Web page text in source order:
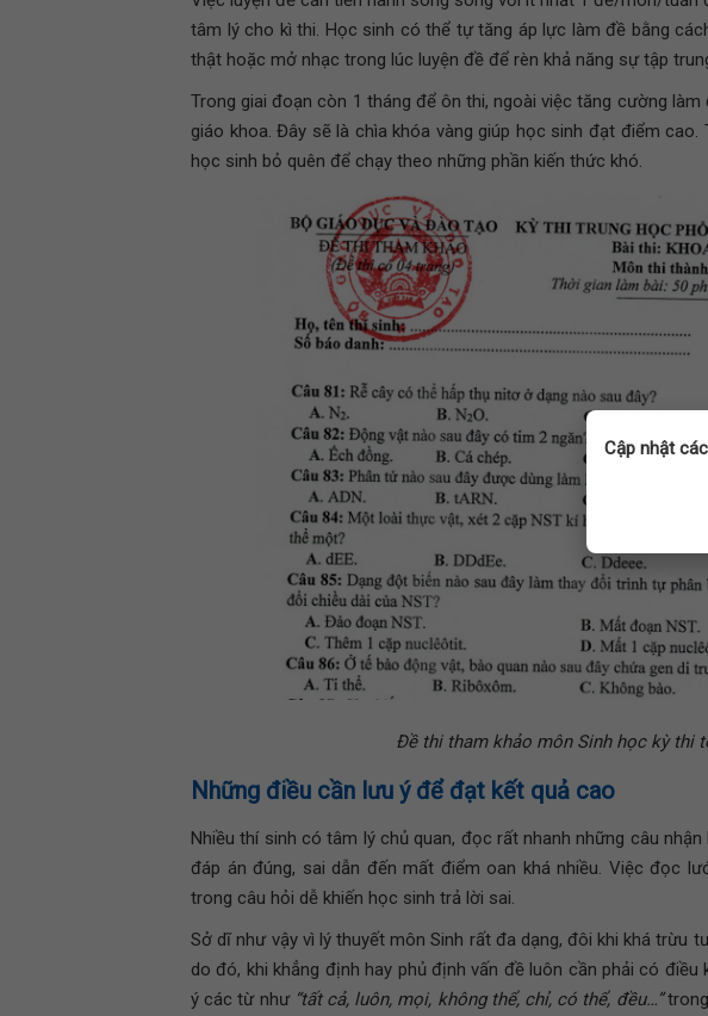
tâm lý cho kì thi. Học sinh có thể tự tăng áp lực làm đề bằng
thật hoặc mở nhạc trong lúc luyện đề để rèn khả năng sự tập
Trong giai đoạn còn 1 tháng để ôn thi, ngoài việc tăng cường
giáo khoa. Đây sẽ là chìa khóa vàng giúp học sinh đạt điểm
học sinh bỏ quên để chạy theo những phần kiến thức khó.
Đề thi tham khảo môn Sinh học kỳ thi
Những điều cần lưu ý để đạt kết quả cao
Nhiều thí sinh có tâm lý chủ quan, đọc rất nhanh những câu
đáp án đúng, sai dẫn đến mất điểm oan khá nhiều. Việc đọc
trong câu hỏi dễ khiến học sinh trả lời sai.
Sở dĩ như vậy vì lý thuyết môn Sinh rất đa dạng, đôi khi khá trừu
do đó, khi khẳng định hay phủ định vấn đề luôn cần phải có điều
ý các từ như “tất cả, luôn, mọi, không thể, chỉ, có thể, đều…”trong
Cập nhật